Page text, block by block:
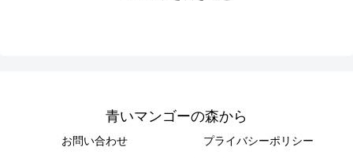
青いマンゴーの森から
お問い合わせ プライバシーポリシー